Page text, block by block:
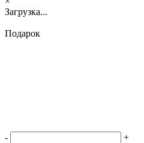
Загрузка...
Подарок
-
+